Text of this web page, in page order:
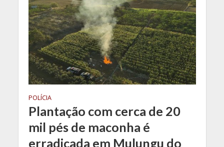
POLÍCIA
Plantação com cerca de 20
mil pés de maconha é
erradicada em Mulungu do